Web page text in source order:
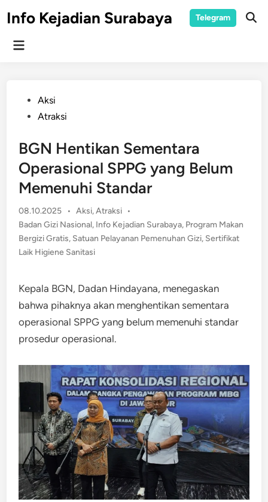
toInfo Kejadian Surabaya Telegram
Main
PostedAksi
Atraksi
BGN Hentikan Sementara
Operasional SPPG yang Belum
Memenuhi Standar
08.10.2025 • Posted
in
Aksi,Atraksi •
Badan Gizi Nasional, Info Kejadian Surabaya, Program Makan
Bergizi Gratis, Satuan Pelayanan Pemenuhan Gizi, Sertifikat
Laik Higiene Sanitasi
Kepala BGN, Dadan Hindayana, menegaskan
bahwa pihaknya akan menghentikan sementara
operasional SPPG yang belum memenuhi standar
prosedur operasional.